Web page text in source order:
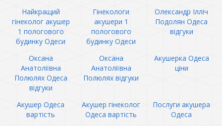
Найкращий
гінеколог акушер
1 пологового
будинку Одеси
Гінекологи
акушери 1
пологового
будинку Одеси
Олександр Ілліч
Подолян Одеса
відгуки
Оксана
Анатоліївна
Полюлях Одеса
відгуки
Оксана
Анатоліївна
Полюлях відгуки
Акушерка Одеса
ціни
Акушер Одеса
вартість
Акушер гінеколог
Одеса вартість
Послуги акушера
Одеса